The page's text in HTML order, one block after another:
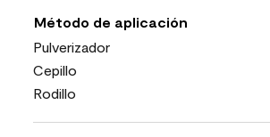
Método de aplicación
Pulverizador
Cepillo
Rodillo